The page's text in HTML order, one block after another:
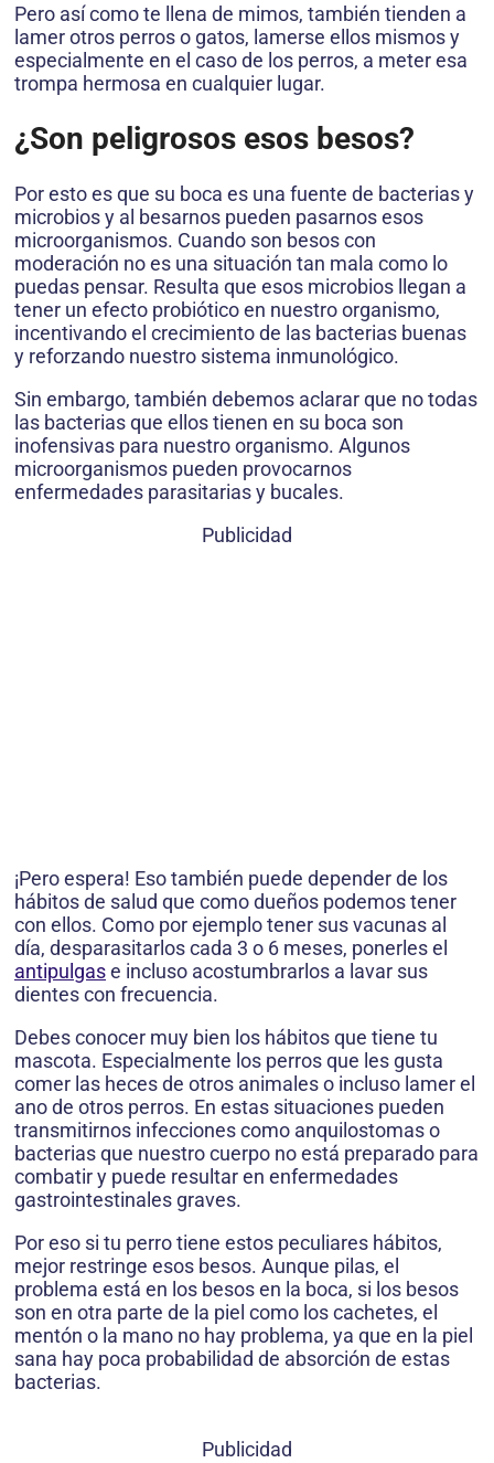
Pero así como te llena de mimos, también tienden a
lamer otros perros o gatos, lamerse ellos mismos y
especialmente en el caso de los perros, a meter esa
trompa hermosa en cualquier lugar.
¿Son peligrosos esos besos?
Por esto es que su boca es una fuente de bacterias y
microbios y al besarnos pueden pasarnos esos
microorganismos. Cuando son besos con
moderación no es una situación tan mala como lo
puedas pensar. Resulta que esos microbios llegan a
tener un efecto probiótico en nuestro organismo,
incentivando el crecimiento de las bacterias buenas
y reforzando nuestro sistema inmunológico.
Sin embargo, también debemos aclarar que no todas
las bacterias que ellos tienen en su boca son
inofensivas para nuestro organismo. Algunos
microorganismos pueden provocarnos
enfermedades parasitarias y bucales.
Publicidad
¡Pero espera! Eso también puede depender de los
hábitos de salud que como dueños podemos tener
con ellos. Como por ejemplo tener sus vacunas al
día, desparasitarlos cada 3 o 6 meses, ponerles el
antipulgase incluso acostumbrarlos a lavar sus
dientes con frecuencia.
Debes conocer muy bien los hábitos que tiene tu
mascota. Especialmente los perros que les gusta
comer las heces de otros animales o incluso lamer el
ano de otros perros. En estas situaciones pueden
transmitirnos infecciones como anquilostomas o
bacterias que nuestro cuerpo no está preparado para
combatir y puede resultar en enfermedades
gastrointestinales graves.
Por eso si tu perro tiene estos peculiares hábitos,
mejor restringe esos besos. Aunque pilas, el
problema está en los besos en la boca, si los besos
son en otra parte de la piel como los cachetes, el
mentón o la mano no hay problema, ya que en la piel
sana hay poca probabilidad de absorción de estas
bacterias.
Publicidad